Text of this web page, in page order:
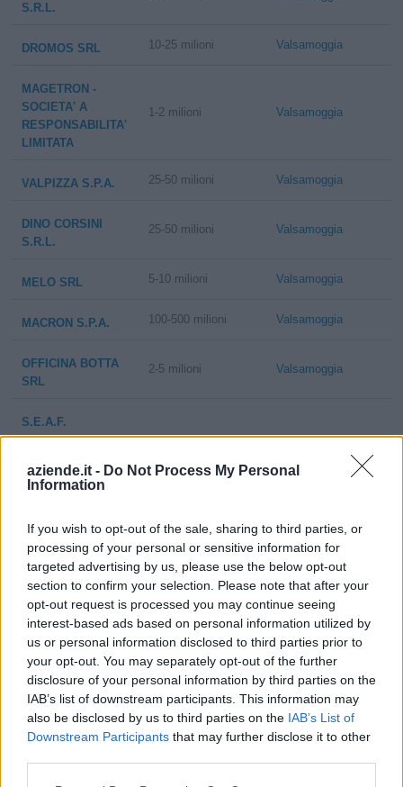
aziende.it - Do Not Process My Personal
Information
If you wish to opt-out of the sale, sharing to third parties, or
processing of your personal or sensitive information for
targeted advertising by us, please use the below opt-out
section to confirm your selection. Please note that after your
opt-out request is processed you may continue seeing
interest-based ads based on personal information utilized by
us or personal information disclosed to third parties prior to
your opt-out. You may separately opt-out of the further
disclosure of your personal information by third parties on the
IAB’s list of downstream participants. This information may
also be disclosed by us to third parties on the IAB’s List of
Downstream Participants that may further disclose it to other
S.R.L.
DROMOS SRL 10-25 milioni Valsamoggia
MAGETRON -
SOCIETA' A
RESPONSABILITA'
LIMITATA
1-2 milioni Valsamoggia
VALPIZZA S.P.A. 25-50 milioni Valsamoggia
DINO CORSINI
S.R.L.
25-50 milioni Valsamoggia
MELO SRL 5-10 milioni Valsamoggia
MACRON S.P.A. 100-500 milioni Valsamoggia
OFFICINA BOTTA
SRL
2-5 milioni Valsamoggia
S.E.A.F.
STRADE,EDILIZIA,
SRL
SANDROLINI
S.R.L.
0-1 milioni Valsamoggia
STENDALTO
S.R.L.
1-2 milioni Valsamoggia
CAMPAGNOLA
SRL
2-5 milioni Valsamoggia
APPENNINO
10-25 milioni Valsamoggia